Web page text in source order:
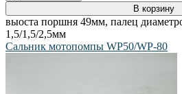
В корзину
выоста поршня 49мм, палец
1,5/1,5/2,5мм
Сальник мотопомпы WP50/WP-80